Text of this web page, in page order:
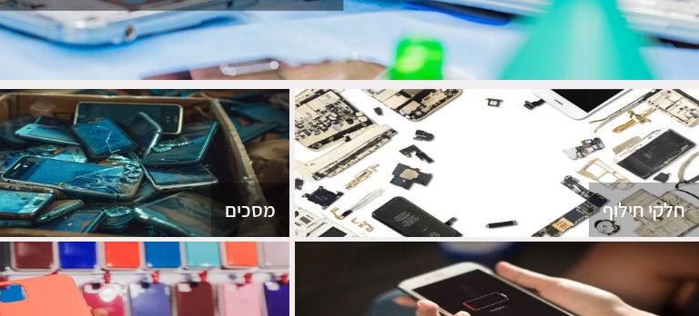
חלקי חילוף מסכים